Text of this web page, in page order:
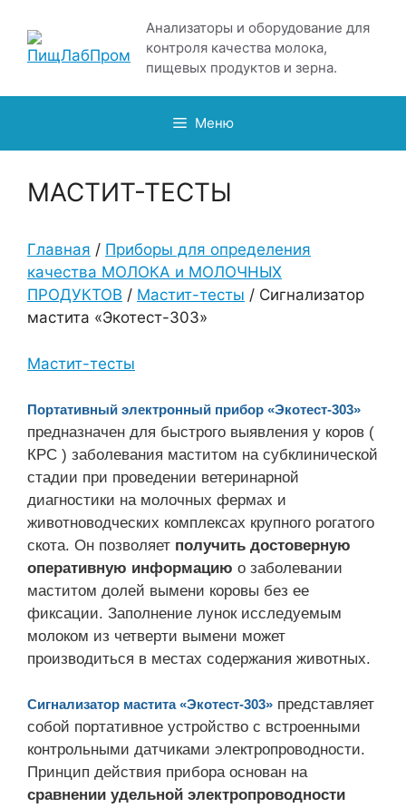
содержимому
Анализаторы и оборудование для
контроля качества молока,
пищевых продуктов и зерна.
Меню
МАСТИТ-ТЕСТЫ
Главная / Приборы для определения
качества МОЛОКА и МОЛОЧНЫХ
ПРОДУКТОВ / Мастит-тесты / Сигнализатор
мастита «Экотест-303»
Мастит-тесты
Портативный электронный прибор «Экотест-303»
предназначен для быстрого выявления у коров (
КРС ) заболевания маститом на субклинической
стадии при проведении ветеринарной
диагностики на молочных фермах и
животноводческих комплексах крупного рогатого
скота. Он позволяет получить достоверную
оперативную информацию о заболевании
маститом долей вымени коровы без ее
фиксации. Заполнение лунок исследуемым
молоком из четверти вымени может
производиться в местах содержания животных.
Сигнализатор мастита «Экотест-303» представляет
собой портативное устройство с встроенными
контрольными датчиками электропроводности.
Принцип действия прибора основан на
сравнении удельной электропроводности